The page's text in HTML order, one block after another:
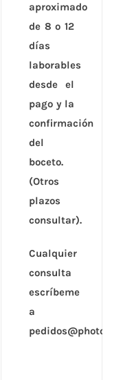
aproximado
de 8 o 12
días
laborables
desde el
pago y la
confirmación
del
boceto.
(Otros
plazos
consultar).
Cualquier
consulta
escríbeme
a